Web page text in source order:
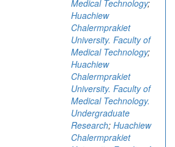
Medical Technology;
Huachiew
Chalermprakiet
University. Faculty of
Medical Technology;
Huachiew
Chalermprakiet
University. Faculty of
Medical Technology.
Undergraduate
Research; Huachiew
Chalermprakiet